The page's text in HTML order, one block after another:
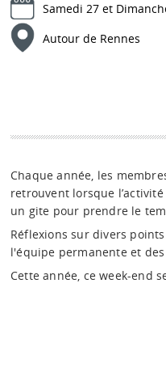
Samedi 27 et
Autour de Rennes
Chaque année, les
retrouvent lorsque
un gite pour prendre le
Réflexions sur divers
l'équipe permanente et
Cette année, ce week-end